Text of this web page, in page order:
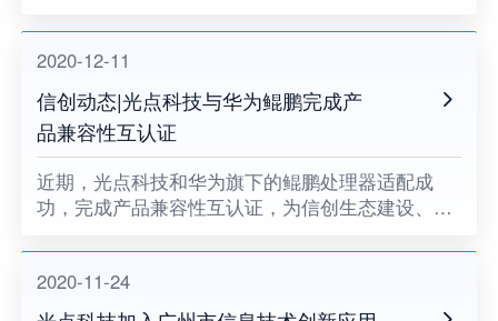
业中台将很难健康地成长。
2020-12-11
信创动态|光点科技与华为鲲鹏完成产
品兼容性互认证
近期，光点科技和华为旗下的鲲鹏处理器适配成
功，完成产品兼容性互认证，为信创生态建设、关
2020-11-24